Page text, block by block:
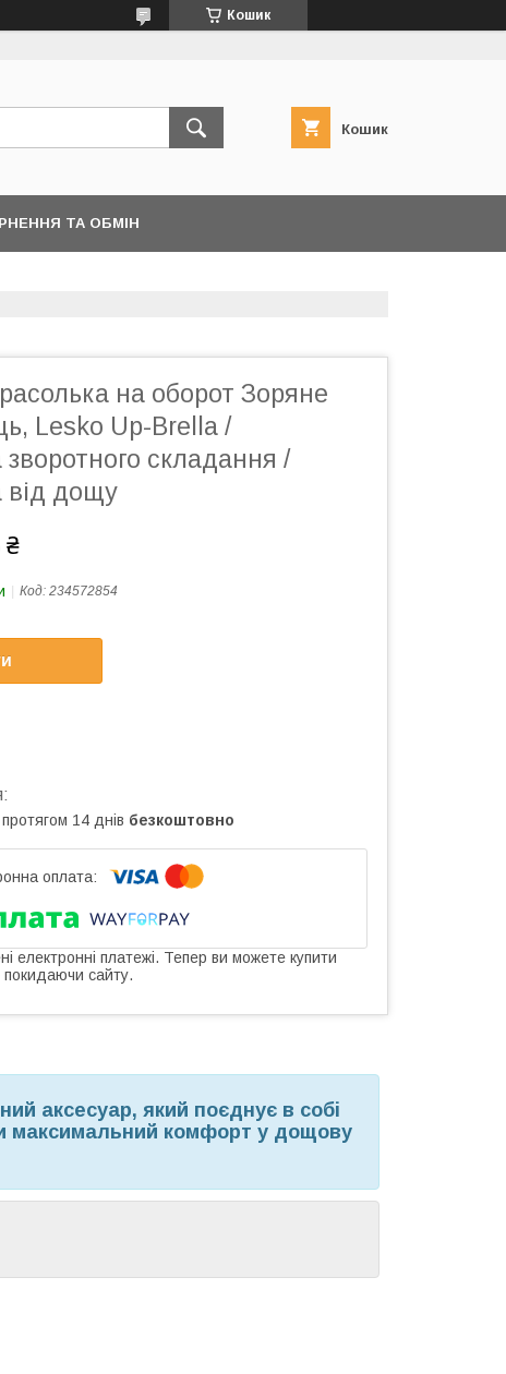
Кошик
Кошик
ТА ОБМІН
на оборот Зоряне
Lesko Up-Brella /
складання /
від дощу
₴
Код: 234572854
14 днів безкоштовно
електронні платежі. Тепер ви можете купити
сайту.
аксесуар, який поєднує в собі
максимальний комфорт у дощову